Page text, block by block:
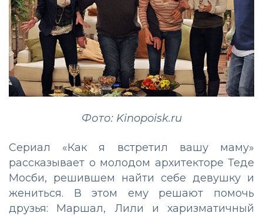
Фото: Kinopoisk.ru
Сериал «Как я встретил вашу маму»
рассказывает о молодом архитекторе Теде
Мосби, решившем найти себе девушку и
жениться. В этом ему решают помочь
друзья: Маршал, Лили и харизматичный